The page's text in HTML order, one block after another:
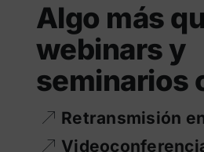
Algo más
webinars y
seminarios
Retransmisión